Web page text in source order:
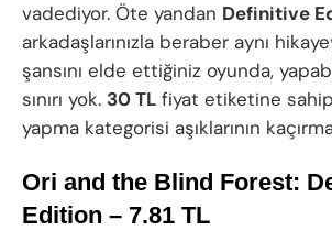
vadediyor. Öte yandan Definitive
arkadaşlarınızla beraber aynı
şansını elde ettiğiniz oyunda,
sınırı yok. 30 TL fiyat etiketine
yapma kategorisi aşıklarının
Ori and the Blind Forest:
Edition – 7.81 TL